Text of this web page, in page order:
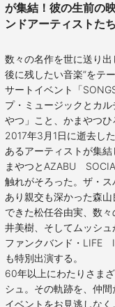
が集結！彼の生前の
ンドアーティストた
数々の名作を世に送り
後に残したい音楽”をテ
サートイベント「
プ・ミュージックとカ
やつ」こと、かまやつひ
2017年3月1日に逝去し
あるアーティストが集
まやつとAZABU
触れがそろった。ザ・
あり親交も深かった森
できた松任谷由実、数
井美樹、そしてムッシ
ファンクバンド・LIFE
も特別出演する。
60年以上にわたりさま
シュ。その軌跡を、仲
イベントをお見逃しなく